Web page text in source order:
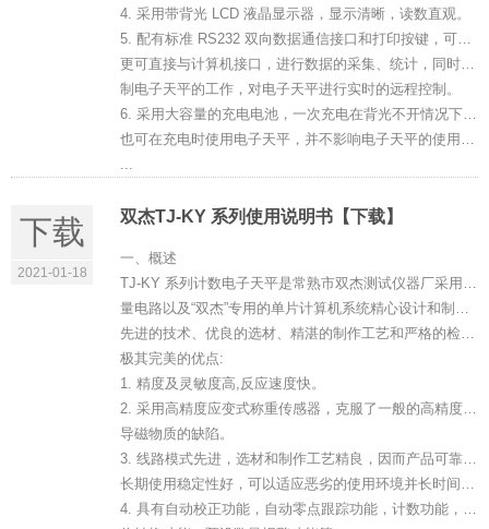
4. 采用带背光 LCD 液晶显示器，显示清晰，读数直观。
5. 配有标准 RS232 双向数据通信接口和打印按键，可直接连接打印机进行数据打印，
更可直接与计算机接口，进行数据的采集、统计，同时计算机也可通过接口来控
制电子天平的工作，对电子天平进行实时的远程控制。
6. 采用大容量的充电电池，一次充电在背光不开情况下可连续工作 100 小时以上，
也可在充电时使用电子天平，并不影响电子天平的使用性能。
...
下载
2021-01-18
双杰TJ-KY 系列使用说明书【下载】
一、概述
TJ-KY 系列计数电子天平是常熟市双杰测试仪器厂采用工业级的高精度传感器和测
量电路以及“双杰”专用的单片计算机系统精心设计和制作而成的高品质电子称重仪器，
先进的技术、优良的选材、精湛的制作工艺和严格的检测手段,使该系列电子衡器具备了
极其完美的优点:
1. 精度及灵敏度高,反应速度快。
2. 采用高精度应变式称重传感器，克服了一般的高精度电磁式电子衡器不能称量铁、镍等
导磁物质的缺陷。
3. 线路模式先进，选材和制作工艺精良，因而产品可靠性高，抗干扰能力强，使用寿命长，
长期使用稳定性好，可以适应恶劣的使用环境并长时间连续工作。
4. 具有自动校正功能，自动零点跟踪功能，计数功能，累计功能，去皮和预去皮功能，单